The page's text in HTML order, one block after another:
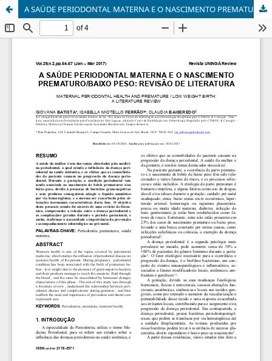
A SAÚDE PERIODONTAL MATERNA E O NASCIMENTO PREMATURO/BAIXO PESO: REVISÃO DE LITERATURA